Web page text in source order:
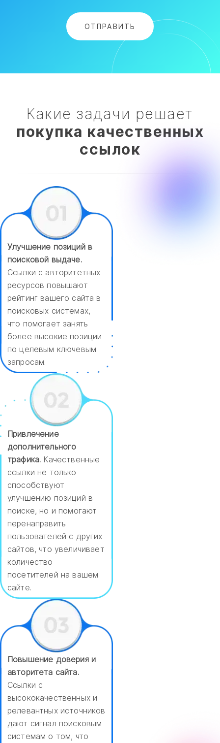
Какие задачи решает
покупка качественных
ссылок
Улучшение позиций в
поисковой выдаче.
Ссылки с авторитетных
ресурсов повышают
рейтинг вашего сайта в
поисковых системах,
что помогает занять
более высокие позиции
по целевым ключевым
запросам.
Повышение доверия и
авторитета сайта.
Ссылки с
высококачественных и
релевантных источников
дают сигнал поисковым
системам о том, что
Привлечение
дополнительного
трафика. Качественные
ссылки не только
способствуют
улучшению позиций в
поиске, но и помогают
перенаправить
пользователей с других
сайтов, что увеличивает
количество
посетителей на вашем
сайте.